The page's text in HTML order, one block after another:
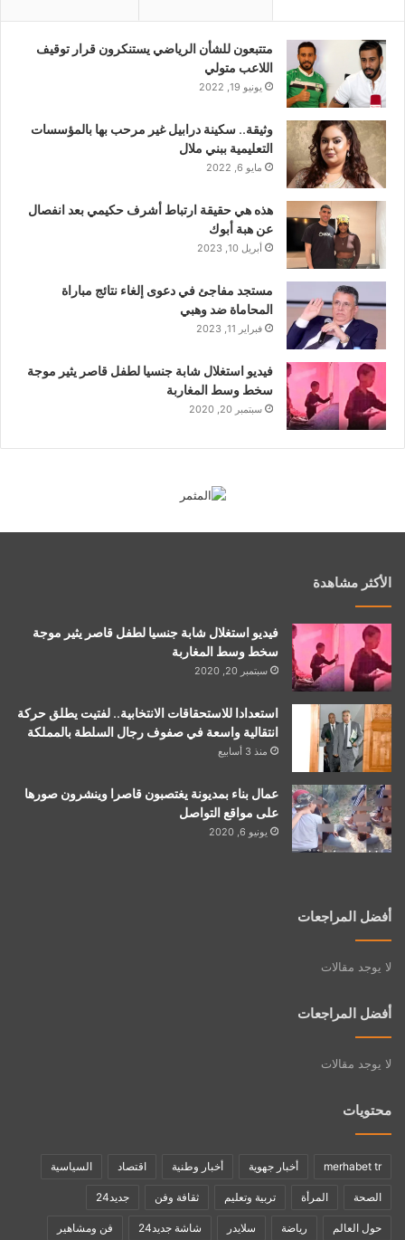
متتبعون للشأن الرياضي يستنكرون قرار توقيف
اللاعب متولي
يونيو 19, 2022
وثيقة.. سكينة درابيل غير مرحب بها بالمؤسسات
التعليمية ببني ملال
مايو 6, 2022
هذه هي حقيقة ارتباط أشرف حكيمي بعد انفصال
عن هبة أبوك
أبريل 10, 2023
مستجد مفاجئ في دعوى إلغاء نتائج مباراة
المحاماة ضد وهبي
فبراير 11, 2023
فيديو استغلال شابة جنسيا لطفل قاصر يثير موجة
سخط وسط المغاربة
سبتمبر 20, 2020
الأكثر مشاهدة
فيديو استغلال شابة جنسيا لطفل قاصر يثير موجة
سخط وسط المغاربة
سبتمبر 20, 2020
استعدادا للاستحقاقات الانتخابية.. لفتيت يطلق حركة
انتقالية واسعة في صفوف رجال السلطة بالمملكة
منذ 3 أسابيع
عمال بناء بمديونة يغتصبون قاصرا وينشرون صورها
على مواقع التواصل
يونيو 6, 2020
أفضل المراجعات
لا يوجد مقالات
أفضل المراجعات
لا يوجد مقالات
محتويات
merhabet tr أخبار جهوية أخبار وطنية اقتصاد السياسية
الصحة المرأة تربية وتعليم ثقافة وفن جديد24
حول العالم رياضة سلايدر شاشة جديد24 فن ومشاهير